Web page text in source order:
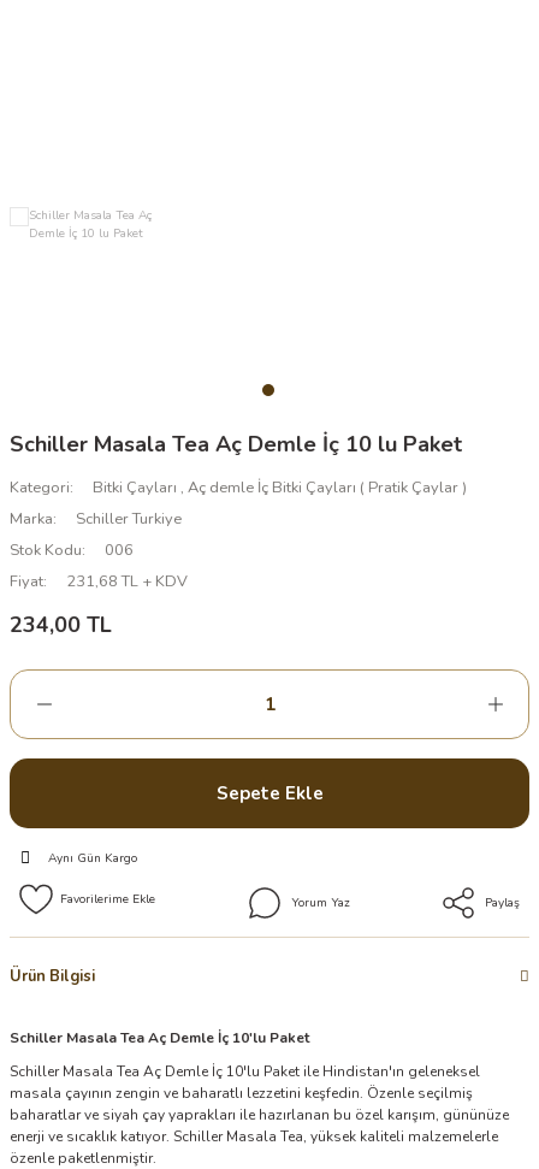
Schiller Masala Tea Aç Demle İç 10 lu Paket
Kategori Bitki Çayları , Aç demle İç Bitki Çayları ( Pratik Çaylar )
Marka
Schiller Turkiye
Stok Kodu
006
Fiyat
231,68 TL + KDV
234,00 TL
Sepete Ekle
Aynı Gün Kargo
Yorum Yaz Paylaş
Ürün Bilgisi
Schiller Masala Tea Aç Demle İç 10'lu Paket
Schiller Masala Tea Aç Demle İç 10'lu Paket ile Hindistan'ın geleneksel
masala çayının zengin ve baharatlı lezzetini keşfedin. Özenle seçilmiş
baharatlar ve siyah çay yaprakları ile hazırlanan bu özel karışım, gününüze
enerji ve sıcaklık katıyor. Schiller Masala Tea, yüksek kaliteli malzemelerle
özenle paketlenmiştir.